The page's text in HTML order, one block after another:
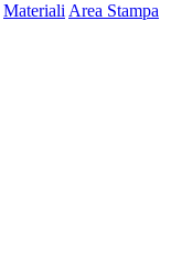
Materiali Area Stampa